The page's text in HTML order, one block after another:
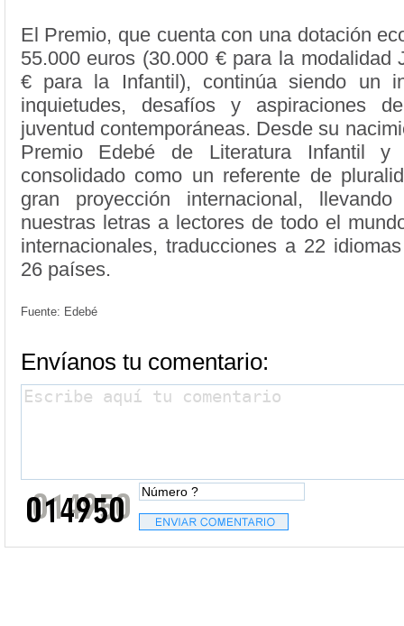
El Premio, que cuenta con una dotación
55.000 euros (30.000 € para la modalidad
€ para la Infantil), continúa siendo un
inquietudes, desafíos y aspiraciones
juventud contemporáneas. Desde su
Premio Edebé de Literatura Infantil
consolidado como un referente de
gran proyección internacional,
nuestras letras a lectores de todo el
internacionales, traducciones a 22
26 países.
Fuente: Edebé
Envíanos tu comentario: